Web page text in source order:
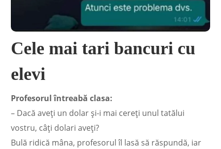
Cele mai tari bancuri cu
elevi
Profesorul întreabă clasa:
– Dacă aveţi un dolar şi-i mai cereţi unul tatălui
vostru, câţi dolari aveţi?
Bulă ridică mâna, profesorul îl lasă să răspundă, iar